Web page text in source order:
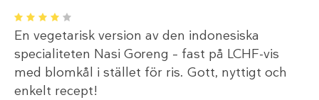
1 2 3 4 5
En vegetarisk version av den indonesiska
specialiteten Nasi Goreng – fast på LCHF-vis
med blomkål i stället för ris. Gott, nyttigt och
enkelt recept!